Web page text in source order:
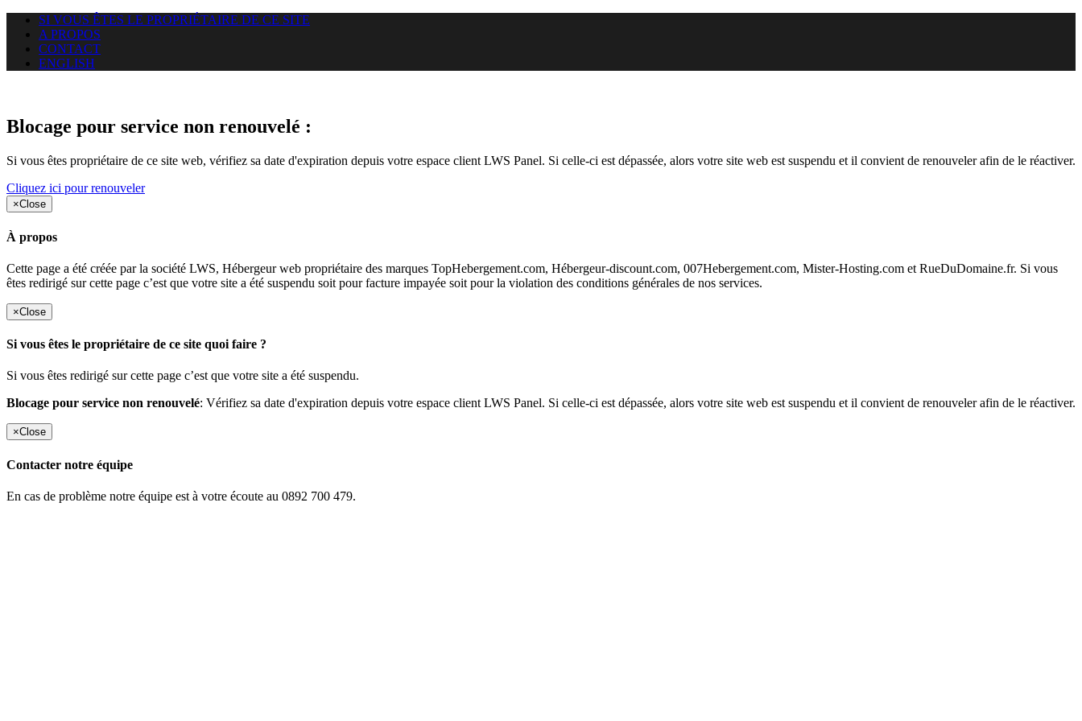
SI VOUS ÊTES LE PROPRIÉTAIRE DE CE SITE
A PROPOS
CONTACT
ENGLISH
Blocage pour service non renouvelé :
Si vous êtes propriétaire de ce site web, vérifiez sa date d'expiration depuis votre espace client LWS Panel. Si celle-ci est dépassée, alors votre site web est suspendu et il convient de renouveler afin de le réactiver.
Cliquez ici pour renouveler
×Close
À propos
Cette page a été créée par la société LWS, Hébergeur web propriétaire des marques TopHebergement.com, Hébergeur-discount.com, 007Hebergement.com, Mister-Hosting.com et RueDuDomaine.fr. Si vous
êtes redirigé sur cette page c’est que votre site a été suspendu soit pour facture impayée soit pour la violation des conditions générales de nos services.
×Close
Si vous êtes le propriétaire de ce site quoi faire ?
Si vous êtes redirigé sur cette page c’est que votre site a été suspendu.
Blocage pour service non renouvelé: Vérifiez sa date d'expiration depuis votre espace client LWS Panel. Si celle-ci est dépassée, alors votre site web est suspendu et il convient de renouveler afin de le réactiver.
×Close
Contacter notre équipe
En cas de problème notre équipe est à votre écoute au 0892 700 479.